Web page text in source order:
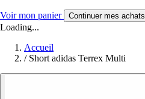
Voir mon panier Continuer mes achats
Loading...
Accueil
/ Short adidas Terrex Multi